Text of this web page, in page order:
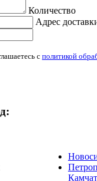
Количество
Адрес
сполитикой